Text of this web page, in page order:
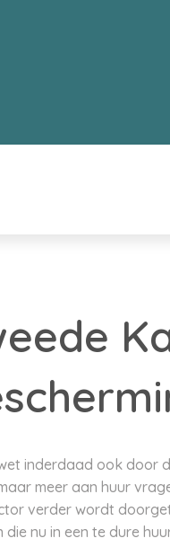
inderdaad ook door
meer aan huur
verder wordt
die nu in een te dure